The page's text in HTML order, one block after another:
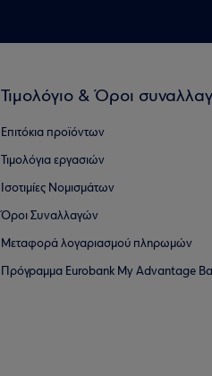
Τιμολόγιο & Όροι
Επιτόκια προϊόντων
Τιμολόγια εργασιών
Ισοτιμίες Νομισμάτων
Όροι Συναλλαγών
Μεταφορά λογαριασμού πληρωμών
Πρόγραμμα Eurobank My Advantage